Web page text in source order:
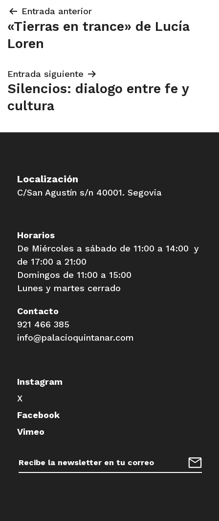
Navegación
de
entradas
Entrada anterior
«Tierras en trance» de Lucía
Loren
Entrada siguiente
Silencios: dialogo entre fe y
cultura
Localización
C/San Agustín s/n 40001. Segovia
Horarios
De Miércoles a sábado de 11:00 a 14:00 y
de 17:00 a 21:00
Domingos de 11:00 a 15:00
Lunes y martes cerrado
Contacto
921 466 385
info@palacioquintanar.com
Instagram
X
Facebook
Vimeo
de